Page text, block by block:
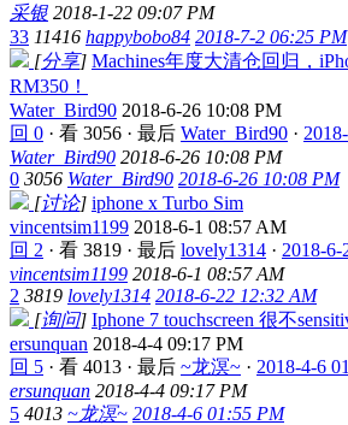
采银 2018-1-22 09:07 PM
33 11416 happybobo84 2018-7-2 06:25 PM
[分享] Machines年度大清仓回归，
RM350！
Water_Bird90 2018-6-26 10:08 PM
回 0 · 看 3056 · 最后 Water_Bird90 ·
Water_Bird90 2018-6-26 10:08 PM
0 3056 Water_Bird90 2018-6-26 10:08 PM
[讨论] iphone x Turbo Sim
vincentsim1199 2018-6-1 08:57 AM
回 2 · 看 3819 · 最后 lovely1314 · 2018-
vincentsim1199 2018-6-1 08:57 AM
2 3819 lovely1314 2018-6-22 12:32 AM
[询问] Iphone 7 touchscreen 很不
ersunquan 2018-4-4 09:17 PM
回 5 · 看 4013 · 最后 ~龙溟~ · 2018-4-6
ersunquan 2018-4-4 09:17 PM
5 4013 ~龙溟~ 2018-4-6 01:55 PM